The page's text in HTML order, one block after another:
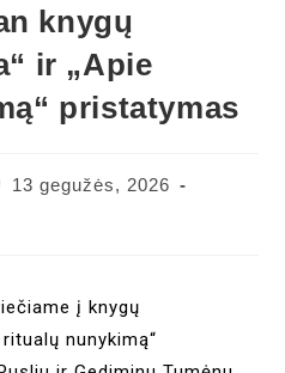
knygų
ir „Apie
pristatymas
13 gegužės, 2026
į knygų
nunykimą“